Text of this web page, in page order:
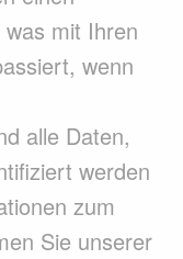
mit Ihren
wenn
alle Daten,
werden
zum
Sie unserer